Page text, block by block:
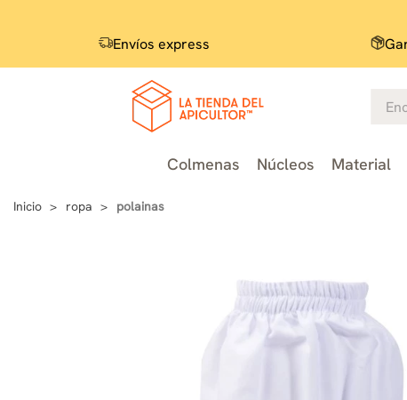
Envíos express
Colmenas Núcleos Material
Inicio ropa polainas